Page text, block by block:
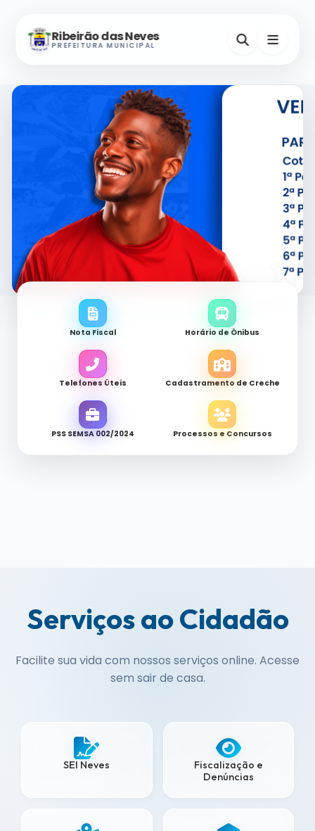
Ribeirão das Neves
PREFEITURA MUNICIPAL
Nota Fiscal Horário de Ônibus
Telefones Úteis Cadastramento de Creche
PSS SEMSA 002/2024 Processos e Concursos
Serviços ao Cidadão
Facilite sua vida com nossos serviços online. Acesse
sem sair de casa.
SEI Neves
Fiscalização e
Denúncias
Nevinho
Assistente Virtual
A-
Horários e Endereços Secretarias